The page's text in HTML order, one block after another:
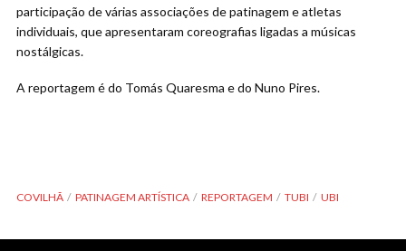
participação de várias associações de patinagem e atletas
individuais, que apresentaram coreografias ligadas a músicas
nostálgicas.
A reportagem é do Tomás Quaresma e do Nuno Pires.
COVILHÃ PATINAGEM ARTÍSTICA REPORTAGEM TUBI UBI